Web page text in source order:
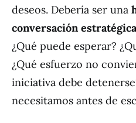
deseos. Debería ser una
conversación estratégica
¿Qué puede esperar?
¿Qué esfuerzo no
iniciativa debe
necesitamos antes de